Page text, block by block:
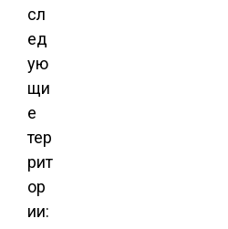
сл
ед
ую
щи
е
тер
рит
ор
ии: